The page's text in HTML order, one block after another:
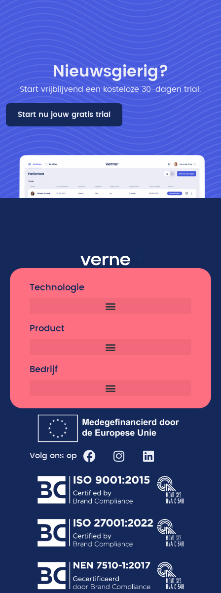
Nieuwsgierig?
Start vrijblijvend een kosteloze 30-dagen trial​.
Start nu jouw gratis trial
Technologie
Product
Bedrijf
Volg ons op